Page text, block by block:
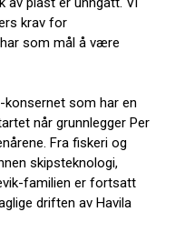
krav for
som mål å være
konsernet som har en
når grunnlegger Per
Fra fiskeri og
skipsteknologi,
familien er fortsatt
driften av Havila